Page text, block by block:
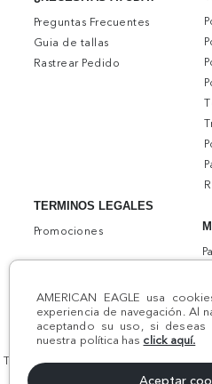
AMERICAN EAGLE usa
experiencia de navegación. Al
aceptando su uso, si deseas
nuestra política has click aquí.
Aceptar
Preguntas Frecuentes
Guia de tallas
Rastrear Pedido
TERMINOS LEGALES
Promociones
Todos los derechos reservados AE